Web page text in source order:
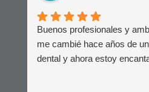
Buenos profesionales y
me cambié hace años de
dental y ahora estoy